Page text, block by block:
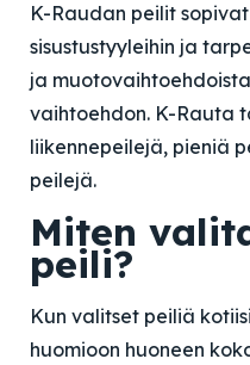
K-Raudan peilit
sisustustyyleihin ja
ja
vaihtoehdon. K-Rauta
liikennepeilejä, pieniä
peilejä.
Miten
peili?
Kun valitset peiliä
huomioon huoneen